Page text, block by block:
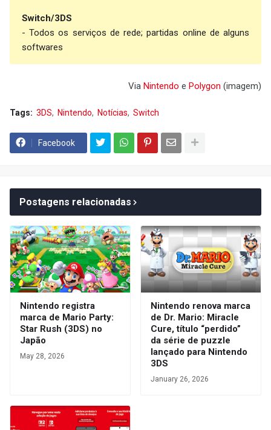
Switch/3DS
- Todos os serviços de rede; partidas online de alguns
softwares
Via Nintendo e Polygon (imagem)
Tags: 3DS Nintendo Notícias Switch
Facebook
Postagens relacionadas
Nintendo registra
marca de Mario Party:
Star Rush (3DS) no
Japão
May 28, 2026
Nintendo renova marca
de Dr. Mario: Miracle
Cure, título “perdido”
da série de puzzle
lançado para Nintendo
3DS
January 26, 2026